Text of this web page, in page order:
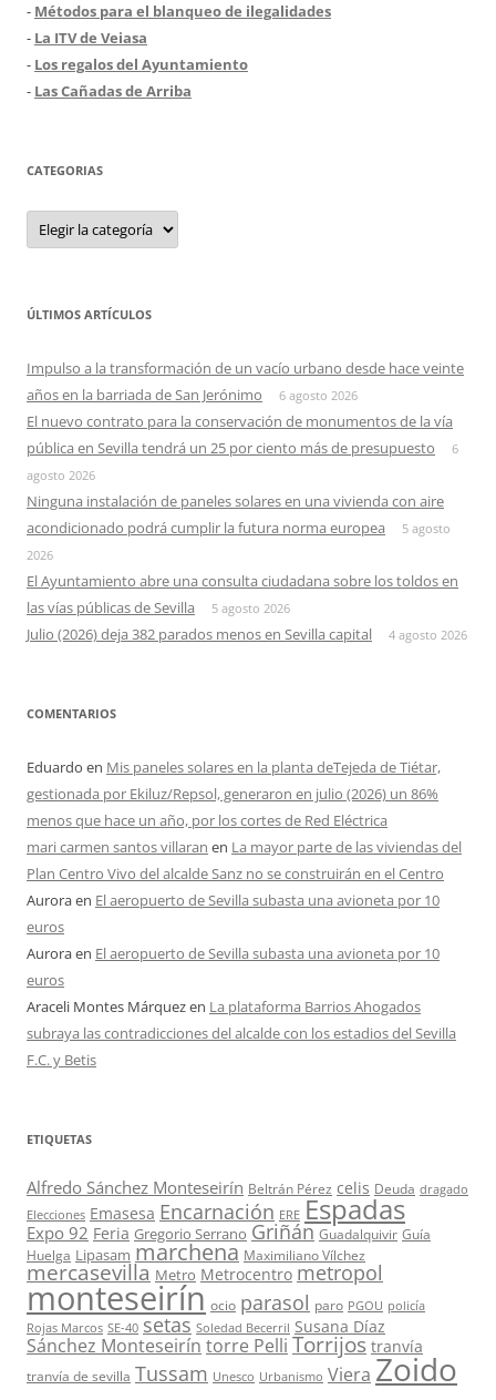
- Métodos para el blanqueo de ilegalidades
- La ITV de Veiasa
- Los regalos del Ayuntamiento
- Las Cañadas de Arriba
CATEGORIAS
Categorias
ÚLTIMOS ARTÍCULOS
Impulso a la transformación de un vacío urbano desde hace veinte
años en la barriada de San Jerónimo
6 agosto 2026
El nuevo contrato para la conservación de monumentos de la vía
pública en Sevilla tendrá un 25 por ciento más de presupuesto
6
agosto 2026
Ninguna instalación de paneles solares en una vivienda con aire
acondicionado podrá cumplir la futura norma europea
5 agosto
2026
El Ayuntamiento abre una consulta ciudadana sobre los toldos en
las vías públicas de Sevilla
5 agosto 2026
Julio (2026) deja 382 parados menos en Sevilla capital 4 agosto 2026
COMENTARIOS
Eduardo en Mis paneles solares en la planta deTejeda de Tiétar,
gestionada por Ekiluz/Repsol, generaron en julio (2026) un 86%
menos que hace un año, por los cortes de Red Eléctrica
mari carmen santos villaran en La mayor parte de las viviendas del
Plan Centro Vivo del alcalde Sanz no se construirán en el Centro
Auroraen El aeropuerto de Sevilla subasta una avioneta por 10
euros
Auroraen El aeropuerto de Sevilla subasta una avioneta por 10
euros
Araceli Montes Márquezen La plataforma Barrios Ahogados
subraya las contradicciones del alcalde con los estadios del Sevilla
F.C. y Betis
ETIQUETAS
Alfredo Sánchez Monteseirín Beltrán Pérez celis Deuda dragado
Elecciones Emasesa Encarnación ERE Espadas
Expo 92 Feria Gregorio Serrano Griñán Guadalquivir Guía
Huelga Lipasam marchena Maximiliano Vílchez
mercasevilla Metro Metrocentro metropol
monteseirín ocio parasol paro PGOU policía
Rojas Marcos SE-40 setas Soledad Becerril Susana Díaz
Sánchez Monteseirín torre Pelli Torrijos tranvía
tranvía de sevilla Tussam Unesco Urbanismo Viera Zoido